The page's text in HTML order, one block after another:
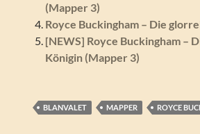
(Mapper 3)
Royce Buckingham – Die
[NEWS] Royce Buckingham –
Königin (Mapper 3)
BLANVALET MAPPER ROYCE